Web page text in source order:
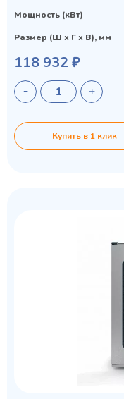
Мощность (кВт)
Размер (Ш х Г х В), мм
118 932 ₽
Купить в 1 клик